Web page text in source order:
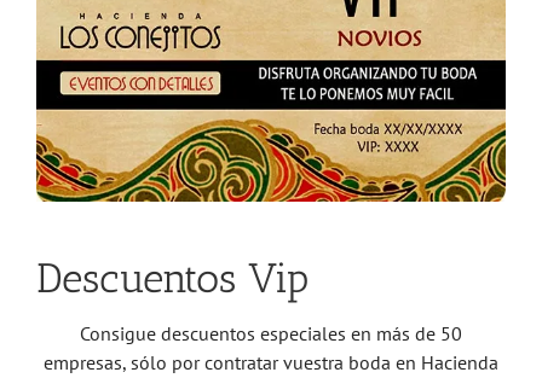
Descuentos Vip
Consigue descuentos especiales en más de 50
empresas, sólo por contratar vuestra boda en Hacienda